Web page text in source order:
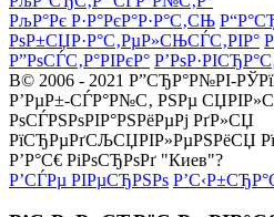
РљР°Рє Р·Р°РєР°Р·Р°С‚СЊ
РѕР±СЏР·Р°С‚РµР»СЊСЃС‚РІР°
Р”РѕСЃС‚Р°РІРєР°
В© 2006 - 2021 Р”СЂР°Р№РІ-
Р’РµР±-СЃР°Р№С‚ РЅРµ
РѕСЃРЅРѕРІР°РЅРёРµРј РґР»СЏ
РїСЂРµРґСЉСЏРІР»РµРЅРёСЏ
Р’Р°С€ РіРѕСЂРѕРґ "Киев"?
Р’СЃРµ РІРµСЂРЅРѕ